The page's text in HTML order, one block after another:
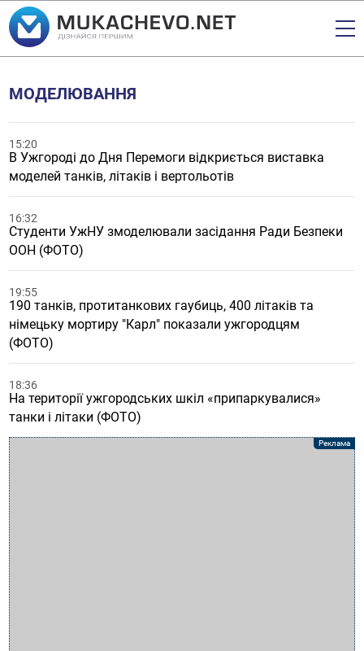
МОДЕЛЮВАННЯ
15:20
В Ужгороді до Дня Перемоги відкриється виставка
моделей танків, літаків і вертольотів
16:32
Студенти УжНУ змоделювали засідання Ради Безпеки
ООН (ФОТО)
19:55
190 танків, протитанкових гаубиць, 400 літаків та
німецьку мортиру "Карл" показали ужгородцям
(ФОТО)
18:36
На території ужгородських шкіл «припаркувалися»
танки і літаки (ФОТО)